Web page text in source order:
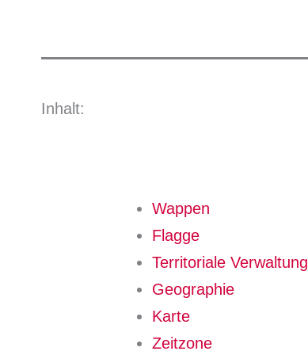
Inhalt:
Wappen
Flagge
Territoriale Verwaltung
Geographie
Karte
Zeitzone